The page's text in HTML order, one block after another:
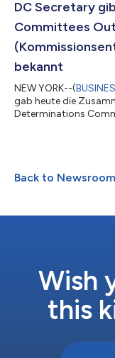
oder als Nicht-
(je nach Fall)
DC Secretary
Committees
bekannt
NEW YORK--(
gab heute die
Determinations
America, N.A. Citadel
Investment
Management
Back to Newsroom
Wish
this